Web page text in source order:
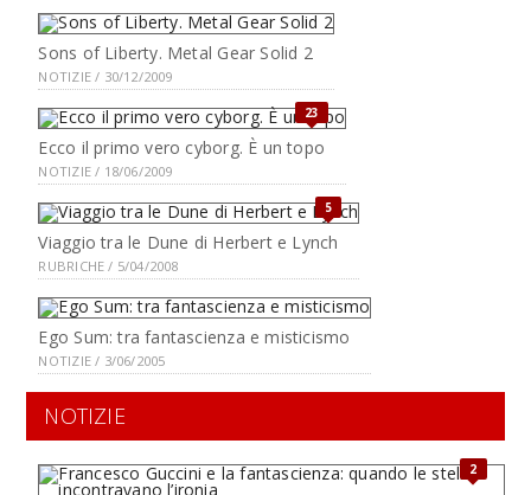
Sons of Liberty. Metal Gear Solid 2
NOTIZIE / 30/12/2009
23
Ecco il primo vero cyborg. È un topo
NOTIZIE / 18/06/2009
5
Viaggio tra le Dune di Herbert e Lynch
RUBRICHE / 5/04/2008
Ego Sum: tra fantascienza e misticismo
NOTIZIE / 3/06/2005
NOTIZIE
2